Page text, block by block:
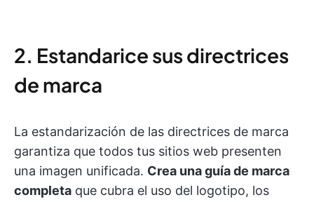
2. Estandarice sus directrices
de marca
La estandarización de las directrices de marca
garantiza que todos tus sitios web presenten
una imagen unificada. Crea una guía de marca
completa que cubra el uso del logotipo, los